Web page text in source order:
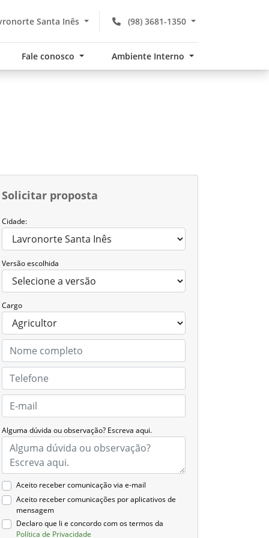
(98) 3681-1350
Santa Inês
Fale conosco Ambiente Interno
Solicitar proposta
Cidade:
Versão escolhida
Cargo
Alguma dúvida ou observação? Escreva aqui.
Aceito receber comunicação via e-mail
Aceito receber comunicações por aplicativos de
mensagem
Declaro que li e concordo com os termos da
Política de Privacidade